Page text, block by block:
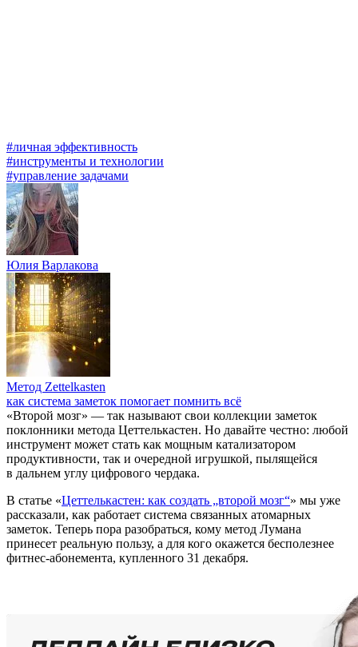
#личная эффективность
#инструменты и технологии
#управление задачами
Юлия Варлакова
Метод Zettelkasten
как система заметок помогает помнить всё
«Второй мозг» — так называют свои коллекции заметок
поклонники метода Цеттелькастен. Но давайте честно: любой
инструмент может стать как мощным катализатором
продуктивности, так и очередной игрушкой, пылящейся
в дальнем углу цифрового чердака.
В статье «Цеттелькастен: как создать „второй мозг“» мы уже
рассказали, как работает система связанных атомарных
заметок. Теперь пора разобраться, кому метод Лумана
принесет реальную пользу, а для кого окажется бесполезнее
фитнес-абонемента, купленного 31 декабря.